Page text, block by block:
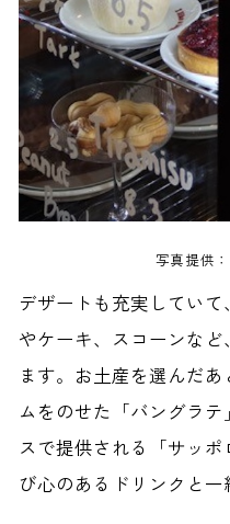
写真提供
デザートも充実してい
やケーキ、スコーンな
ます。お土産を選んだ
ムをのせた「バングラ
スで提供される「サッ
び心のあるドリンクと